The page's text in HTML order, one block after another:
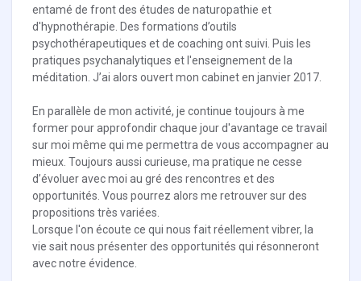
entamé de front des études de naturopathie et
d'hypnothérapie. Des formations d’outils
psychothérapeutiques et de coaching ont suivi. Puis les
pratiques psychanalytiques et l'enseignement de la
méditation. J’ai alors ouvert mon cabinet en janvier 2017.
En parallèle de mon activité, je continue toujours à me
former pour approfondir chaque jour d'avantage ce travail
sur moi même qui me permettra de vous accompagner au
mieux. Toujours aussi curieuse, ma pratique ne cesse
d’évoluer avec moi au gré des rencontres et des
opportunités. Vous pourrez alors me retrouver sur des
propositions très variées.
Lorsque l'on écoute ce qui nous fait réellement vibrer, la
vie sait nous présenter des opportunités qui résonneront
avec notre évidence.